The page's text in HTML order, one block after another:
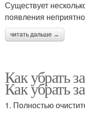
Существует
появления
читать дальше →
Как убрать
Как убрать
1. Полностью